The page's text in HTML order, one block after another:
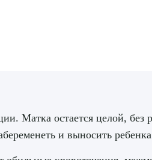
Матка остается целой, без
и выносить